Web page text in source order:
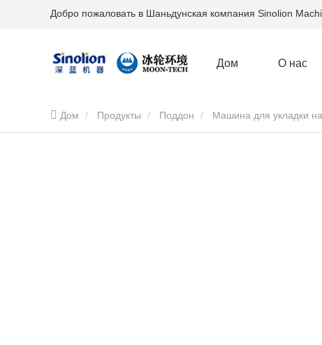
Добро пожаловать в Шаньдунская компания Sinolion
Дом О нас
Дом Продукты Поддон Машина для укладки